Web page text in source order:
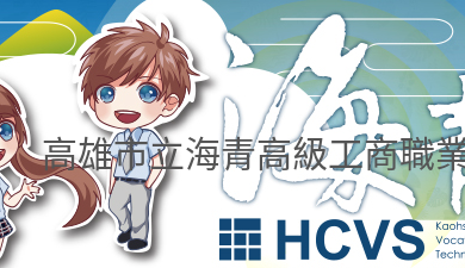
高雄市立海青高級工商職